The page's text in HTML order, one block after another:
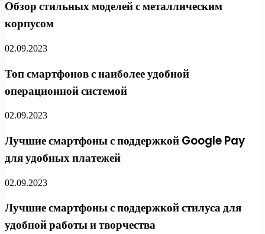
Обзор стильных моделей с металлическим
корпусом
02.09.2023
Топ смартфонов с наиболее удобной
операционной системой
02.09.2023
Лучшие смартфоны с поддержкой Google Pay
для удобных платежей
02.09.2023
Лучшие смартфоны с поддержкой стилуса для
удобной работы и творчества